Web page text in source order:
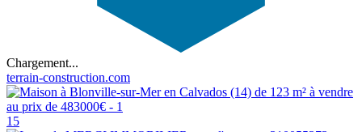
Chargement...
terrain-construction.com
15